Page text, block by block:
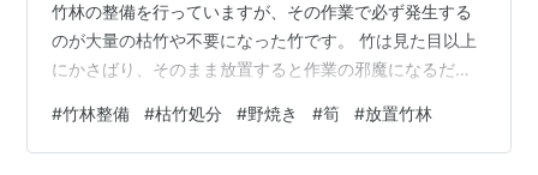
竹林の整備を行っていますが、その作業で必ず発生する
のが大量の枯竹や不要になった竹です。 竹は見た目以上
にかさばり、そのまま放置すると作業の邪魔になるだけ
す。 そこでもっとも簡単で有効な方法が「焼却処分」で
す。 私自身も竹林整備を始めて7年になりますが、いろ
#竹林整備 #枯竹処分 #野焼き #筍 #放置竹林